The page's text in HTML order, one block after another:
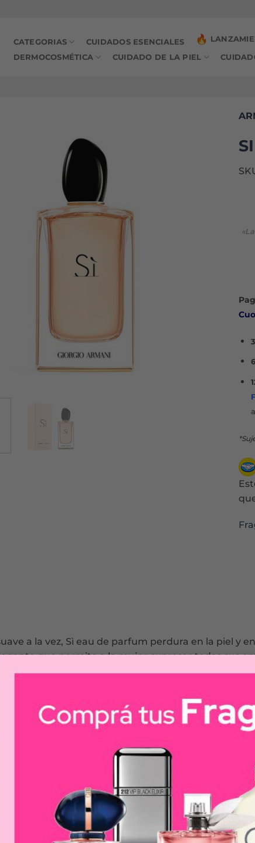
CATEGORIAS CUIDADOS ESENCIALES
DERMOCOSMÉTICA CUIDADO DE LA PIEL
a la vez, Sì eau de parfum perdura en la piel y
que permite a la mujer expresar todas sus
la mujer moderna que es fuerte pero femenina,
italiano.
Un néctar licoroso de grosella negra que
de Mayo, realzada por notas de fresia, se mezcla
Una nota de madera de ámbar rubio revela